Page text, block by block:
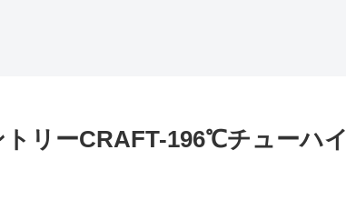
リーCRAFT-196℃チューハイ